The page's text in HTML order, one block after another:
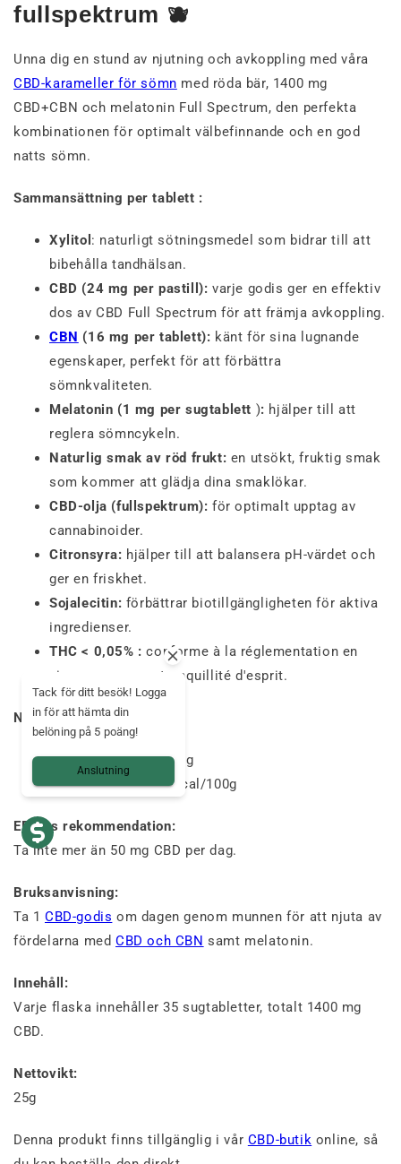
fullspektrum 🫐
Unna dig en stund av njutning och avkoppling med våra
CBD-karameller för sömn med röda bär, 1400 mg
CBD+CBN och melatonin Full Spectrum, den perfekta
kombinationen för optimalt välbefinnande och en god
natts sömn.
Sammansättning per tablett :
Xylitol : naturligt sötningsmedel som bidrar till att
bibehålla tandhälsan.
CBD (24 mg per pastill): varje godis ger en effektiv
dos av CBD Full Spectrum för att främja avkoppling.
CBN (16 mg per tablett): känt för sina lugnande
egenskaper, perfekt för att förbättra
sömnkvaliteten.
Melatonin (1 mg per sugtablett ): hjälper till att
reglera sömncykeln.
Naturlig smak av röd frukt: en utsökt, fruktig smak
som kommer att glädja dina smaklökar.
CBD-olja (fullspektrum): för optimalt upptag av
cannabinoider.
Citronsyra: hjälper till att balansera pH-värdet och
ger en friskhet.
Sojalecitin: förbättrar biotillgängligheten för aktiva
ingredienser.
THC < 0,05% : conforme à la réglementation en
vigueur pour une tranquillité d'esprit.
Näringsvärde :
Kolhydrater: 88g/100g
Energiinnehåll: 233kcal/100g
EFSA:s rekommendation:
Ta inte mer än 50 mg CBD per dag.
Bruksanvisning:
Ta 1 CBD-godis om dagen genom munnen för att njuta av
fördelarna med CBD och CBN samt melatonin.
Innehåll:
Varje flaska innehåller 35 sugtabletter, totalt 1400 mg
CBD.
Nettovikt:
25g
Denna produkt finns tillgänglig i vår CBD-butik online, så
Tack för ditt besök! Logga
in för att hämta din
belöning på 5 poäng!
Anslutning